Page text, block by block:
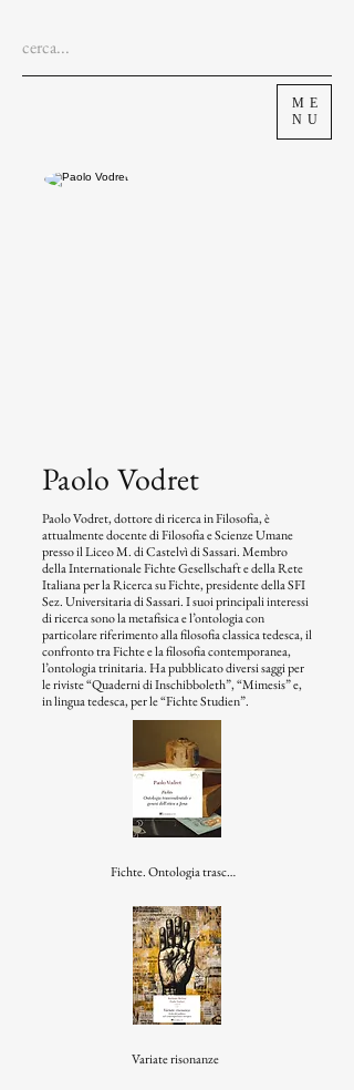
ME
NU
Paolo Vodret
Paolo Vodret, dottore di ricerca in Filosofia, è
attualmente docente di Filosofia e Scienze Umane
presso il Liceo M. di Castelvì di Sassari. Membro
della Internationale Fichte Gesellschaft e della Rete
Italiana per la Ricerca su Fichte, presidente della SFI
Sez. Universitaria di Sassari. I suoi principali interessi
di ricerca sono la metafisica e l’ontologia con
particolare riferimento alla filosofia classica tedesca, il
confronto tra Fichte e la filosofia contemporanea,
l’ontologia trinitaria. Ha pubblicato diversi saggi per
le riviste “Quaderni di Inschibboleth”, “Mimesis” e,
in lingua tedesca, per le “Fichte Studien”.
Fichte. Ontologia trascendentale e genesi dell'etica a Jena
Variate risonanze